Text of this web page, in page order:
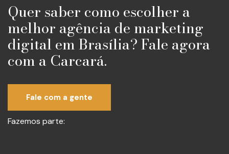
Quer saber como escolher a
melhor agência de marketing
digital em Brasília? Fale agora
com a Carcará.
Fale com a gente
Fazemos parte: